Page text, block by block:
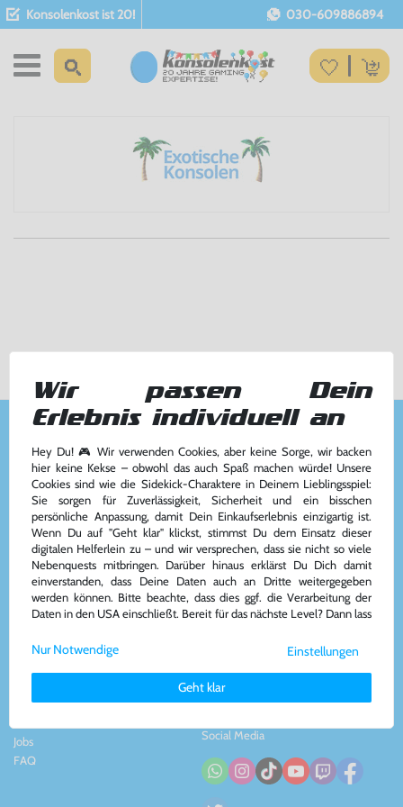
Konsolenkost ist 20! 030-609886894
Kundenservice
Kontakt&Team
AGB
Widerrufsrecht
Impressum
& Datenschutz
Zahlung und Versand
Vertrag widerrufen
Kontakt
Konsolenkost GmbH
Plauener Str. 163-165
13053 Berlin, DE
Tel: +49 30 - 609886894
Mail: info@konsolenkost.de
www.konsolenkost.de
Über das Unternehmen
Partnerprogramm
Jobs
FAQ
Social Media
Wir passen Dein
Erlebnis individuell an
Hey Du! 🎮 Wir verwenden Cookies, aber keine Sorge, wir backen
hier keine Kekse – obwohl das auch Spaß machen würde! Unsere
Cookies sind wie die Sidekick-Charaktere in Deinem Lieblingsspiel:
Sie sorgen für Zuverlässigkeit, Sicherheit und ein bisschen
persönliche Anpassung, damit Dein Einkaufserlebnis einzigartig ist.
Wenn Du auf "Geht klar" klickst, stimmst Du dem Einsatz dieser
digitalen Helferlein zu – und wir versprechen, dass sie nicht so viele
Nebenquests mitbringen. Darüber hinaus erklärst Du Dich damit
einverstanden, dass Deine Daten auch an Dritte weitergegeben
werden können. Bitte beachte, dass dies ggf. die Verarbeitung der
Daten in den USA einschließt. Bereit für das nächste Level? Dann lass
Weitere Informationen zu den von uns verwendeten Cookies und
Deinen Rechten als Nutzer findest Du in unsererDaten­schutz­
Impressum.
Einstellungen
Geht klar
Nur Notwendige